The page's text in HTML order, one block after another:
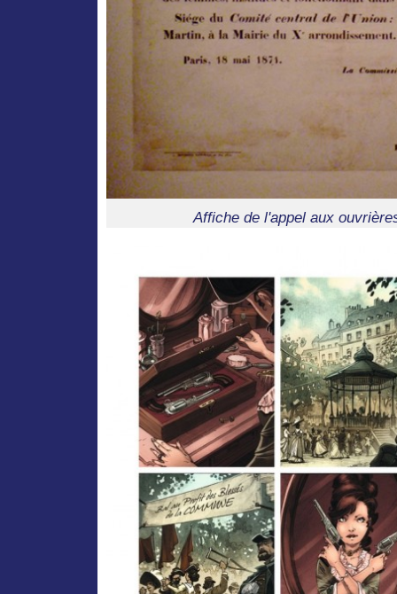
Affiche de l'appel aux